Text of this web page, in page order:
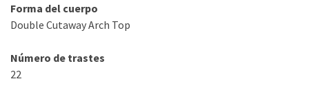
Forma del cuerpo
Double Cutaway Arch Top
Número de trastes
22